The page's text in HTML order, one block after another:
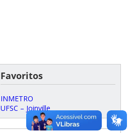
Favoritos
INMETRO
UFSC – Joinville